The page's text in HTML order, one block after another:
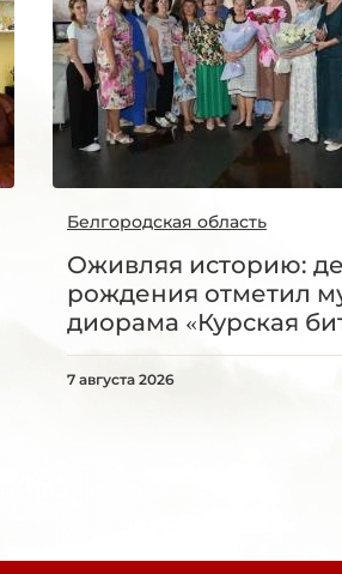
Белгородская область
Оживляя историю:
рождения отметил
диорама «Курская
7 августа 2026